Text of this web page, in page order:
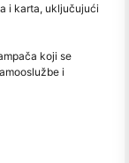
i karta, uključujući
koji se
i